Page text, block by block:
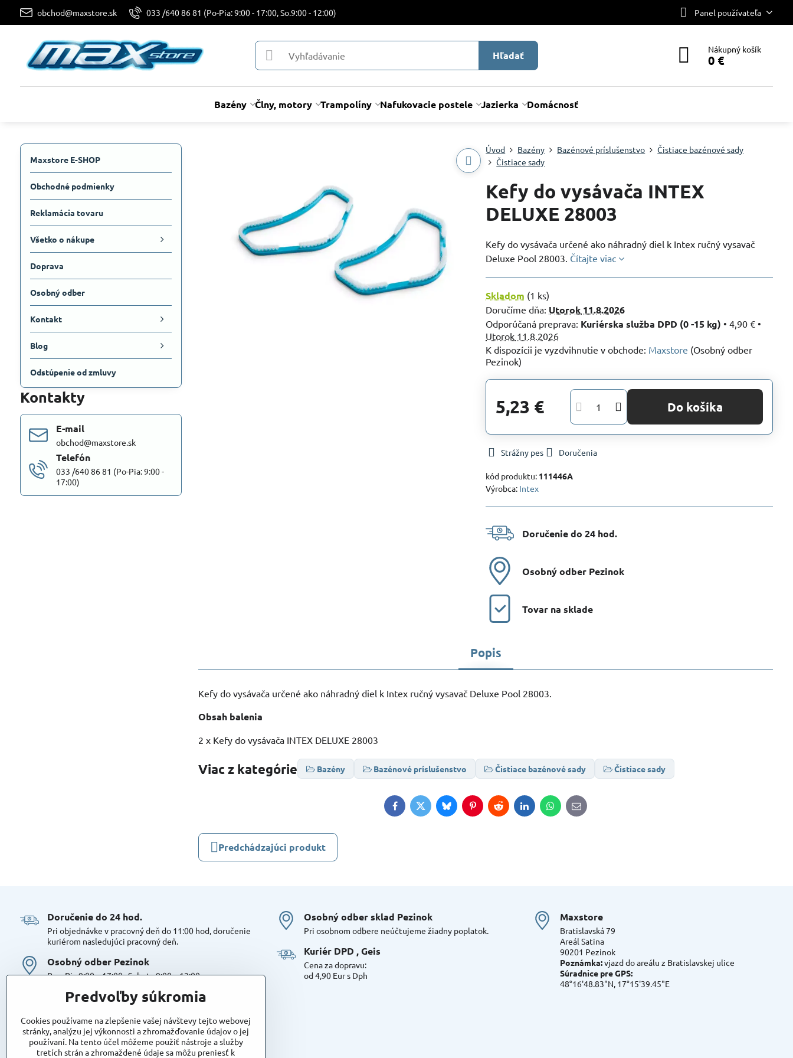
obchod@maxstore.sk 033 /640 86 81 (Po-Pia: 9:00 - 17:00, So.9:00 - 12:00) Panel používateľa
Hľadať Nákupný košík
0 €
Bazény Člny, motory Trampolíny Nafukovacie postele Jazierka Domácnosť
Úvod Bazény Bazénové príslušenstvo
Čistiace bazénové sady
Čistiace sady
Kefy do vysávača INTEX
DELUXE 28003
Kefy do vysávača určené ako náhradný diel k Intex ručný vysavač
Deluxe Pool 28003. Čítajte viac
Skladom (1 ks)
Doručíme dňa: Utorok 11.8.2026
Kuriérska služba DPD (0 -15 kg) •4,90 € •
Utorok 11.8.2026
Maxstore (Osobný odber
Pezinok)
5,23 € Do košíka
Strážny pes Doručenia
kód produktu: 111446A
Výrobca: Intex
Doručenie do 24 hod​.
Osobný odber Pezinok
Tovar na sklade
Popis
Kefy do vysávača určené ako náhradný diel k Intex ručný vysavač Deluxe Pool 28003.
Obsah balenia
2 x Kefy do vysávača INTEX DELUXE 28003
Viac z kategórie Bazény Bazénové príslušenstvo Čistiace bazénové sady Čistiace sady
FacebookTwitterBlueskyPinterestRedditLinkedInWhatsApp
E-
mail
Predchádzajúci produkt
Maxstore E-SHOP
Obchodné podmienky
Reklamácia tovaru
Všetko o nákupe
Doprava
Osobný odber
Kontakt
Blog
Odstúpenie od zmluvy
Kontakty
E-mail
obchod@maxstore.sk
Telefón
033 /640 86 81 (Po-Pia: 9:00 -
17:00)
Doručenie do 24 hod​.
Pri objednávke v pracovný deň do 11:00 hod, doručenie
kuriérom nasledujúci pracovný deň.
Osobný odber Pezinok
Po – Pia 9:00 – 17:00 , Sobota 9:00 – 12:00
bezplatné parkovanie, možnosť doplniť objednávku alebo
dokúpiť tovar na mieste. Odborné poradenstvo
Tovar na sklade:
Dostupnosť:Skladom
Takto označený tovar máme skutočne na sklade
Osobný odber sklad Pezinok
Pri osobnom odbere neúčtujeme žiadny poplatok.
Kuriér DPD , Geis
Cena za dopravu:
od 4,90 Eur s Dph
Maxstore
Bratislavská 79
Areál Satina
90201 Pezinok
Poznámka:vjazd do areálu z Bratislavskej ulice
Súradnice pre GPS:
48°16'48.83"N, 17°15'39.45"E
Predvoľby súkromia
Cookies používame na zlepšenie vašej návštevy tejto webovej
stránky, analýzu jej výkonnosti a zhromažďovanie údajov o jej
používaní. Na tento účel môžeme použiť nástroje a služby
tretích strán a zhromaždené údaje sa môžu preniesť k